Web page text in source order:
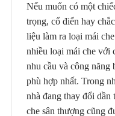
Nếu muốn có một
trọng, cổ điển hay
liệu làm ra loại mái
nhiều loại mái che với
nhu cầu và công năng
phù hợp nhất. Trong
nhà đang thay đổi dần
che sân thượng cũng